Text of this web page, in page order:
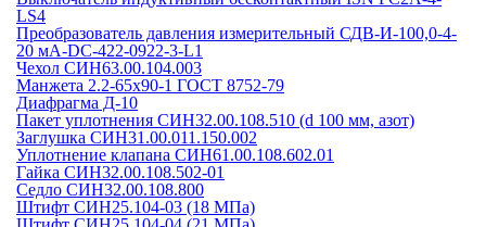
LS4
Преобразователь давления измерительный СДВ-И-100,0-4-
20 мА-DC-422-0922-3-L1
Чехол СИН63.00.104.003
Манжета 2.2-65х90-1 ГОСТ 8752-79
Диафрагма Д-10
Пакет уплотнения СИН32.00.108.510 (d 100 мм, азот)
Заглушка СИН31.00.011.150.002
Уплотнение клапана СИН61.00.108.602.01
Гайка СИН32.00.108.502-01
Седло СИН32.00.108.800
Штифт СИН25.104-03 (18 МПа)